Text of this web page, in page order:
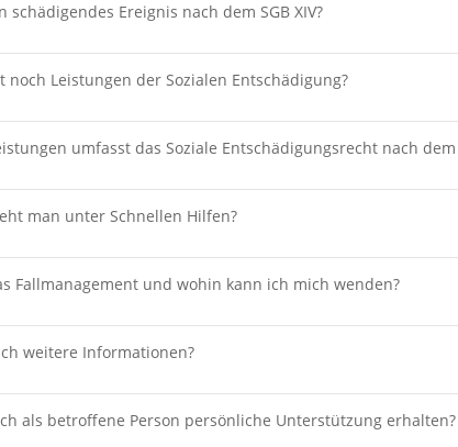
schädigendes Ereignis nach dem SGB XIV?
noch Leistungen der Sozialen Entschädigung?
Seite.
auf dieser Seite.
umfasst das Soziale Entschädigungsrecht nach dem
man unter Schnellen Hilfen?
Fallmanagement und wohin kann ich mich wenden?
weitere Informationen?
als betroffene Person persönliche Unterstützung erhalten?